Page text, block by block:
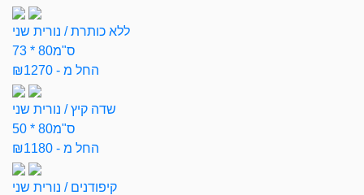
ללא כותרת / נורית שני
73 * 80ס"מ
החל מ - ₪1270
שדה קיץ / נורית שני
50 * 80ס"מ
החל מ - ₪1180
קיפודנים / נורית שני